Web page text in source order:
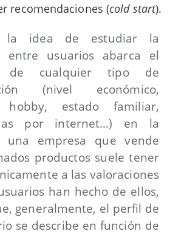
recomendaciones (cold start).
la idea de estudiar la
entre usuarios abarca el
de cualquier tipo de
(nivel económico,
hobby, estado familiar,
por internet…) en la
una empresa que vende
productos suele tener
a las valoraciones
han hecho de ellos,
generalmente, el perfil de
se describe en función de